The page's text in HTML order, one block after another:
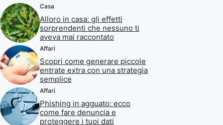
Casa
Alloro in casa: gli effetti
sorprendenti che nessuno ti
aveva mai raccontato
Affari
Scopri come generare piccole
entrate extra con una strategia
semplice
Affari
Phishing in agguato: ecco
come fare denuncia e
proteggere i tuoi dati